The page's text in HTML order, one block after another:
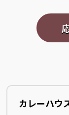
カレーハウ